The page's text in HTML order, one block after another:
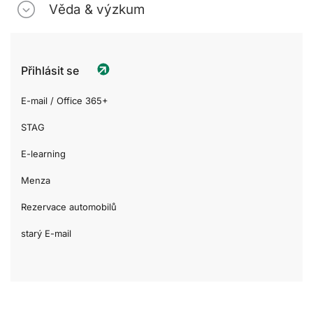
Věda & výzkum
Přihlásit se
E-mail / Office 365+
STAG
E-learning
Menza
Rezervace automobilů
starý E-mail